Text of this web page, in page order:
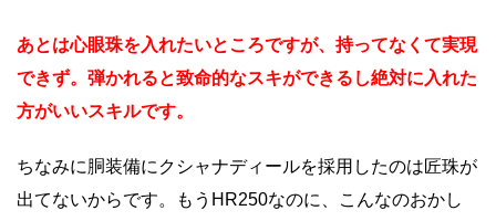
あとは心眼珠を入れたいところですが、持ってなくて実現
できず。弾かれると致命的なスキができるし絶対に入れた
方がいいスキルです。
ちなみに胴装備にクシャナディールを採用したのは匠珠が
出てないからです。もうHR250なのに、こんなのおかし